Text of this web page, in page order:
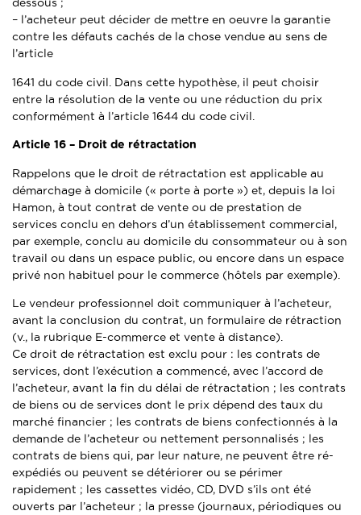
dessous ;
– l’acheteur peut décider de mettre en oeuvre la garantie
contre les défauts cachés de la chose vendue au sens de
l’article
1641 du code civil. Dans cette hypothèse, il peut choisir
entre la résolution de la vente ou une réduction du prix
conformément à l’article 1644 du code civil.
Article 16 – Droit de rétractation
Rappelons que le droit de rétractation est applicable au
démarchage à domicile (« porte à porte ») et, depuis la loi
Hamon, à tout contrat de vente ou de prestation de
services conclu en dehors d’un établissement commercial,
par exemple, conclu au domicile du consommateur ou à son
travail ou dans un espace public, ou encore dans un espace
privé non habituel pour le commerce (hôtels par exemple).
Le vendeur professionnel doit communiquer à l’acheteur,
avant la conclusion du contrat, un formulaire de rétraction
(v., la rubrique E-commerce et vente à distance).
Ce droit de rétractation est exclu pour : les contrats de
services, dont l’exécution a commencé, avec l’accord de
l’acheteur, avant la fin du délai de rétractation ; les contrats
de biens ou de services dont le prix dépend des taux du
marché financier ; les contrats de biens confectionnés à la
demande de l’acheteur ou nettement personnalisés ; les
contrats de biens qui, par leur nature, ne peuvent être ré-
expédiés ou peuvent se détériorer ou se périmer
rapidement ; les cassettes vidéo, CD, DVD s’ils ont été
ouverts par l’acheteur ; la presse (journaux, périodiques ou